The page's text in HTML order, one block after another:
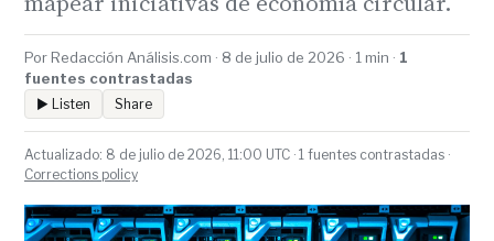
Por Redacción Análisis.com · 8 de julio de 2026 · 1 min · 1
fuentes contrastadas
▶ Listen Share
Actualizado: 8 de julio de 2026, 11:00 UTC · 1 fuentes contrastadas ·
Corrections policy